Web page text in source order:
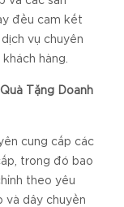
đều cam kết
vụ chuyên
hàng.
Tặng Doanh
cung cấp các
trong đó bao
theo yêu
và dây chuyền